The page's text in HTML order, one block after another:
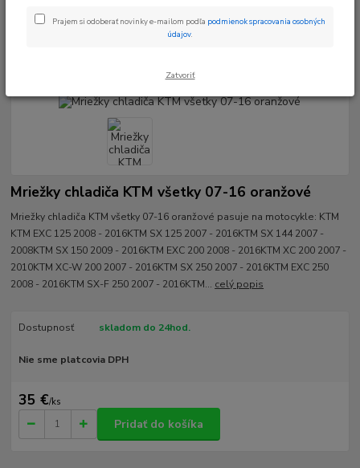
Mriežky chladiča KTM všetky 07-
Mriežky chladiča KTM všetky 07-16 oranžové
Mriežky chladiča KTM všetky 07-16 oranžové pasuje na motocykle: KTM
KTM EXC 125 2008 - 2016KTM SX 125 2007 - 2016KTM SX 144 2007 -
2008KTM SX 150 2009 - 2016KTM EXC 200 2008 - 2016KTM XC 200 2007 -
2010KTM XC-W 200 2007 - 2016KTM SX 250 2007 - 2016KTM EXC 250
2008 - 2016KTM SX-F 250 2007 - 2016KTM... celý popis
Dostupnosť skladom do 24hod.
Nie sme platcovia DPH
35 €/ks
Pridať do košíka
Prajem si odoberať novinky e-mailom podľa podmienok spracovania osobných
údajov.
Zatvoriť